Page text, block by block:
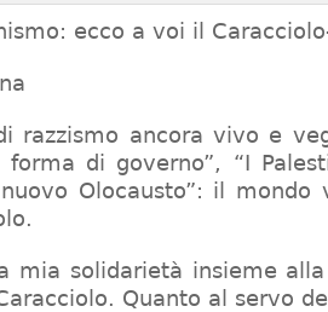
ecco a voi il
razzismo ancora vivo e
di governo”, “I
Olocausto”: il mondo
mia solidarietà insieme
Quanto al servo